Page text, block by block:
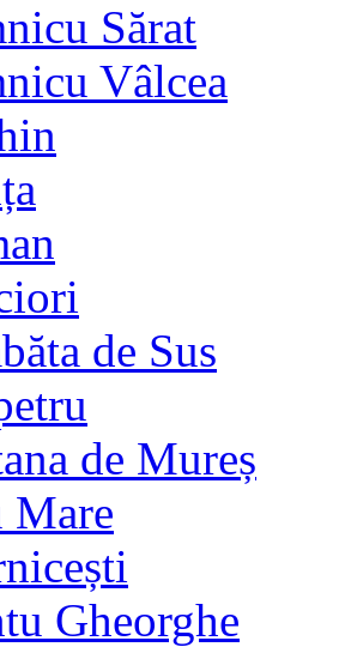
Sărat
Vâlcea
de Sus
de Mureș
Mare
Gheorghe